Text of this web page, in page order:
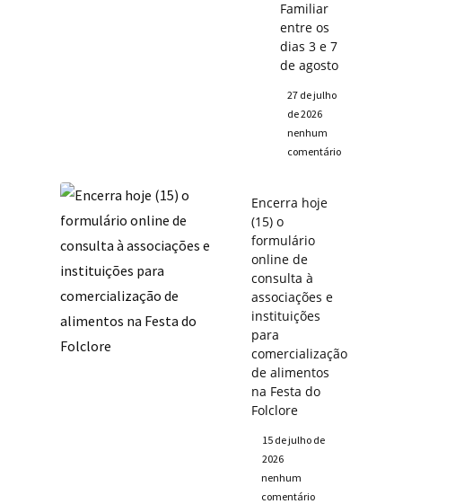
Familiar
entre os
dias 3 e 7
de agosto
27 de julho
de 2026
nenhum
comentário
Encerra hoje
(15) o
formulário
online de
consulta à
associações e
instituições
para
comercialização
de alimentos
na Festa do
Folclore
15 de julho de
2026
nenhum
comentário